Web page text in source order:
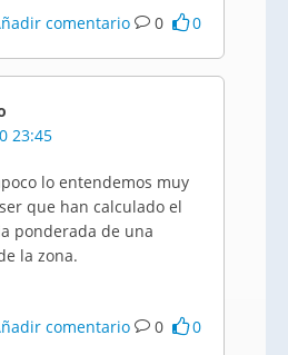
comentario 0 0
23:45
lo entendemos muy
que han calculado el
ponderada de una
la zona.
comentario 0 0